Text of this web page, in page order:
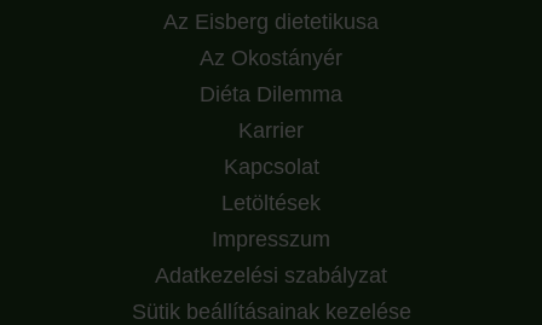
Az Eisberg dietetikusa
Az Okostányér
Diéta Dilemma
Karrier
Kapcsolat
Letöltések
Impresszum
Adatkezelési szabályzat
Sütik beállításainak kezelése